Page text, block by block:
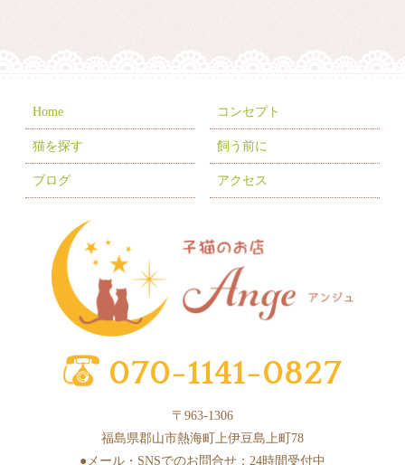
2025年10月(9)
2025年9月(2)
2025年6月(3)
(6)
2025年3月(11)
2025年1月 (2)
2024年10月(1)
2024年9月 (1)
Home コンセプト
猫を探す 飼う前に
ブログ アクセス
〒963-1306
福島県郡山市熱海町上伊豆島上町78
●メール・SNSでのお問合せ：24時間受付中